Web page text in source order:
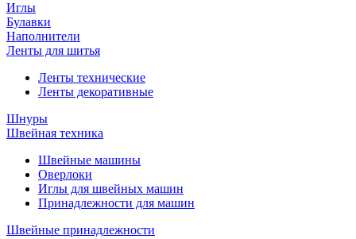
Иглы
Булавки
Наполнители
Ленты для шитья
Ленты технические
Ленты декоративные
Шнуры
Швейная техника
Швейные машины
Оверлоки
Иглы для швейных машин
Принадлежности для машин
Швейные принадлежности